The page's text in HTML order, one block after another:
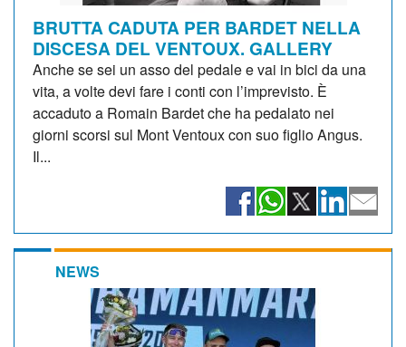
BRUTTA CADUTA PER BARDET NELLA
DISCESA DEL VENTOUX. GALLERY
Anche se sei un asso del pedale e vai in bici da una
vita, a volte devi fare i conti con l’imprevisto. È
accaduto a Romain Bardet che ha pedalato nei
giorni scorsi sul Mont Ventoux con suo figlio Angus.
Il...
NEWS